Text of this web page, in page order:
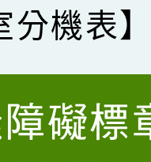
分機表】